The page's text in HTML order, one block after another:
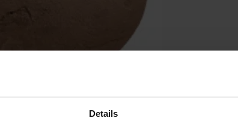
Details